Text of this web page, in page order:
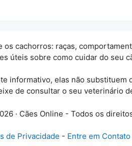
os cachorros: raças,
úteis sobre como cuidar do seu
informativo, elas não
de consultar o seu veterinário
· Cães Online - Todos os
de Privacidade - Entre em Contato